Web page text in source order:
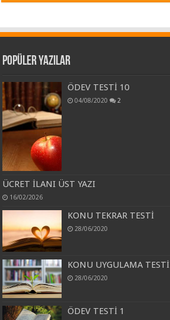
Popüler Yazılar
ÖDEV TESTİ 10
04/08/2020 2
ÜCRET İLANI ÜST YAZI
16/02/2026
KONU TEKRAR TESTİ
28/06/2020
KONU UYGULAMA TESTİ
28/06/2020
ÖDEV TESTİ 1